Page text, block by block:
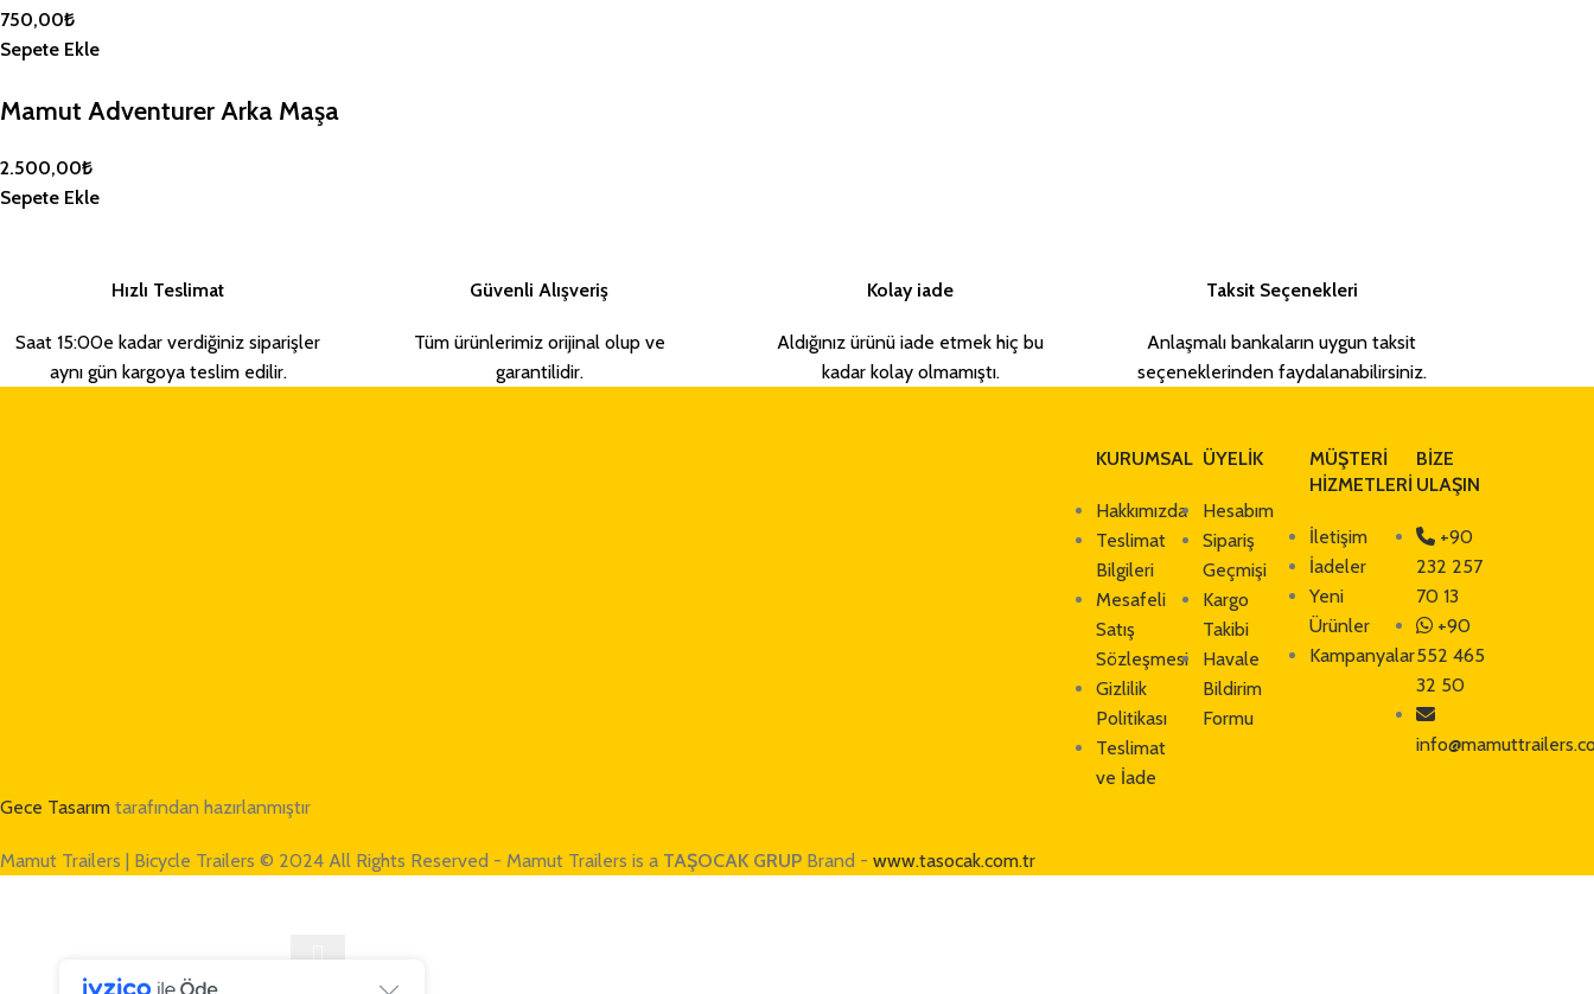
750,00₺
Sepete Ekle
Mamut Adventurer Arka Maşa
2.500,00₺
Sepete Ekle
Hızlı Teslimat
Saat 15:00e kadar verdiğiniz siparişler
aynı gün kargoya teslim edilir.
Güvenli Alışveriş
Tüm ürünlerimiz orijinal olup ve
garantilidir.
Kolay iade
Aldığınız ürünü iade etmek hiç bu
kadar kolay olmamıştı.
Taksit Seçenekleri
Anlaşmalı bankaların uygun taksit
seçeneklerinden faydalanabilirsiniz.
KURUMSAL
Hakkımızda
Teslimat
Bilgileri
Mesafeli
Satış
Sözleşmesi
Gizlilik
Politikası
Teslimat
ve İade
ÜYELİK
Hesabım
Sipariş
Geçmişi
Kargo
Takibi
Havale
Bildirim
Formu
MÜŞTERİ
HİZMETLERİ
İletişim
İadeler
Yeni
Ürünler
Kampanyalar
BİZE
ULAŞIN
+90
232 257
70 13
+90
552 465
32 50
Gece Tasarım tarafından hazırlanmıştır
Mamut Trailers | Bicycle Trailers © 2024 All Rights Reserved - Mamut Trailers is a TAŞOCAK GRUP Brand - www.tasocak.com.tr